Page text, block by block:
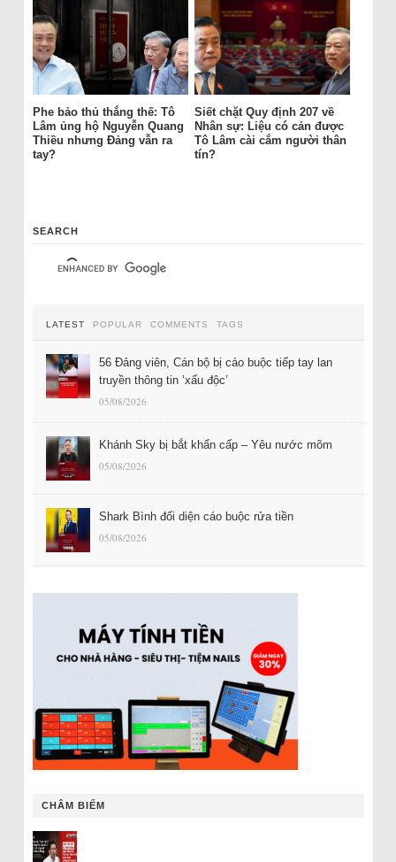
Phe bảo thủ thắng thế: Tô
Lâm ủng hộ Nguyễn Quang
Thiều nhưng Đảng vẫn ra
tay?
Siết chặt Quy định 207 về
Nhân sự: Liệu có cản được
Tô Lâm cài cắm người thân
tín?
SEARCH
LATEST POPULAR COMMENTS TAGS
56 Đảng viên, Cán bộ bị cáo buộc tiếp tay lan
truyền thông tin ‘xấu độc’
05/08/2026
Khánh Sky bị bắt khẩn cấp – Yêu nước mõm
05/08/2026
Shark Bình đối diện cáo buộc rửa tiền
05/08/2026
CHÂM BIẾM